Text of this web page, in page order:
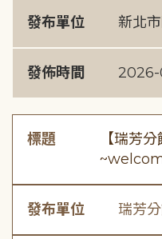
發布單位 新北
發佈時間 2026-
標題
【瑞芳
發布單位 瑞芳